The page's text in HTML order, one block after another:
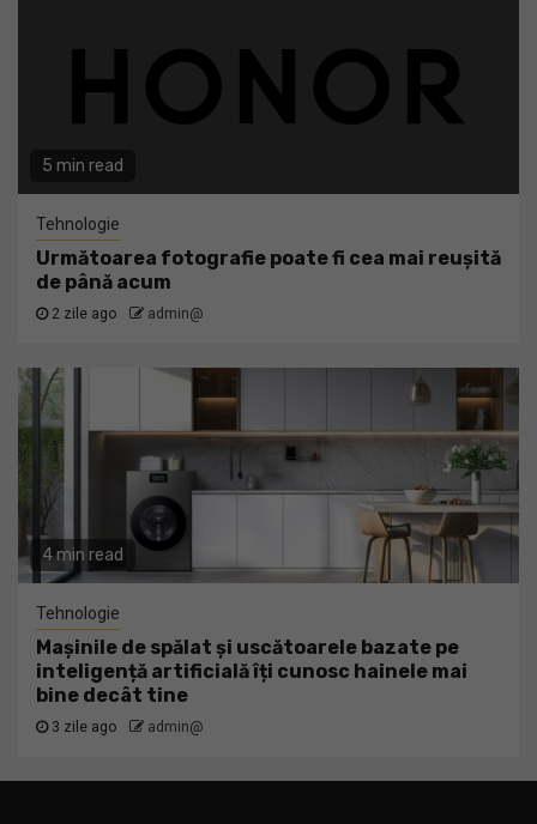
5 min read
Tehnologie
Următoarea fotografie poate fi cea mai reușită
de până acum
2 zile ago admin@
4 min read
Tehnologie
Mașinile de spălat și uscătoarele bazate pe
inteligență artificială îți cunosc hainele mai
bine decât tine
3 zile ago admin@